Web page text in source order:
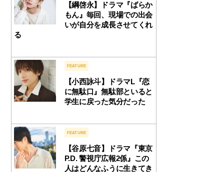
【綱啓永】ドラマ『ばらか
もん』毎回、現場での出会
いが自分を成長させてくれ
る
FEATURE
【小西詠斗】ドラマL『恋
に無駄口』無駄部といると
学生に戻った気分だった
FEATURE
【谷原七音】ドラマ『東京
P.D. 警視庁広報2係』この
人はどんなふうに生きてき